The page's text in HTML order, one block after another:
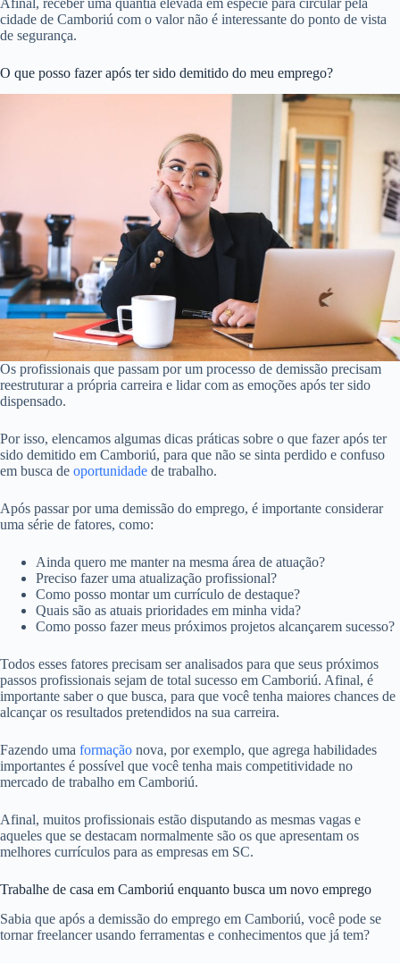
cidade de Camboriú com o valor não é interessante do ponto de vista
de segurança.
O que posso fazer após ter sido demitido do meu emprego?
Os profissionais que passam por um processo de demissão precisam
reestruturar a própria carreira e lidar com as emoções após ter sido
dispensado.
Por isso, elencamos algumas dicas práticas sobre o que fazer após ter
sido demitido em Camboriú, para que não se sinta perdido e confuso
em busca de oportunidade de trabalho.
Após passar por uma demissão do emprego, é importante considerar
uma série de fatores, como:
Ainda quero me manter na mesma área de atuação?
Preciso fazer uma atualização profissional?
Como posso montar um currículo de destaque?
Quais são as atuais prioridades em minha vida?
Como posso fazer meus próximos projetos alcançarem sucesso?
Todos esses fatores precisam ser analisados para que seus próximos
passos profissionais sejam de total sucesso em Camboriú. Afinal, é
importante saber o que busca, para que você tenha maiores chances de
alcançar os resultados pretendidos na sua carreira.
Fazendo uma formação nova, por exemplo, que agrega habilidades
importantes é possível que você tenha mais competitividade no
mercado de trabalho em Camboriú.
Afinal, muitos profissionais estão disputando as mesmas vagas e
aqueles que se destacam normalmente são os que apresentam os
melhores currículos para as empresas em SC.
Trabalhe de casa em Camboriú enquanto busca um novo emprego
Sabia que após a demissão do emprego em Camboriú, você pode se
tornar freelancer usando ferramentas e conhecimentos que já tem?